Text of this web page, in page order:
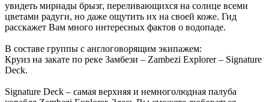
увидеть мириады брызг, переливающихся на солнце всеми
цветами радуги, но даже ощутить их на своей коже. Гид
расскажет Вам много интересных фактов о водопаде.
В составе группы с англоговорящим экипажем:
Круиз на закате по реке Замбези – Zambezi Explorer – Signature
Deck.
Signature Deck – самая верхняя и немноголюдная палуба